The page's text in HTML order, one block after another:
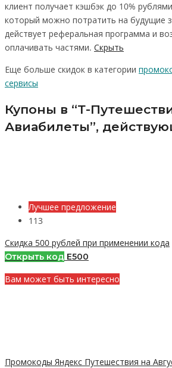
клиент получает кэшбэк до 10%
который можно потратить на будущие
действует реферальная программа и
оплачивать частями. Скрыть
Еще больше скидок в категории
сервисы
Купоны в “Т-
Авиабилеты”,
Лучшее предложение
113
Скидка 500 рублей при применении кода
Открыть код E500
Вам может быть интересно
Промокоды Яндекс Путешествия на